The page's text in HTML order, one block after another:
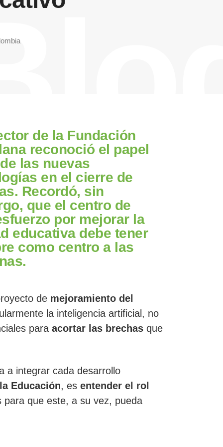
de la Fundación
reconoció el papel
las nuevas
en el cierre de
Recordó, sin
que el centro de
por mejorar la
educativa debe tener
como centro a las
de mejoramiento del
la inteligencia artificial, no
para acortar las brechas que
a integrar cada desarrollo
Educación, es entender el rol
que este, a su vez, pueda